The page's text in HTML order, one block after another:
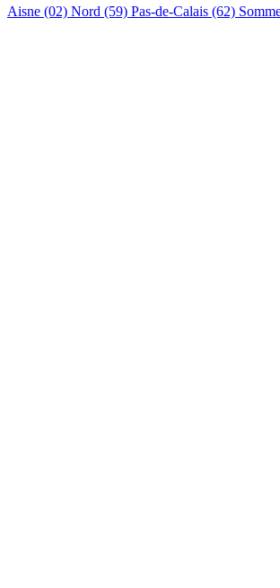
Aisne (02) Nord (59) Pas-de-Calais (62)